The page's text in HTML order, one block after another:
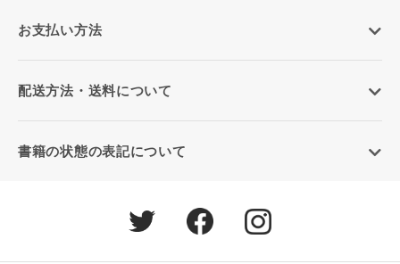
お支払い方法
配送方法・送料について
書籍の状態の表記について